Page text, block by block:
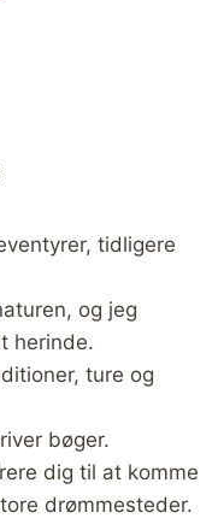
tidligere
og jeg
herinde.
ture og
bøger.
dig til at komme
drømmesteder.